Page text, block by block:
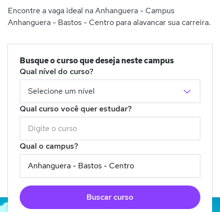
Encontre a vaga ideal na Anhanguera - Campus
Anhanguera - Bastos - Centro para alavancar sua carreira.
Busque o curso que deseja neste campus
Qual nível do curso?
Qual curso você quer estudar?
Qual o campus?
Buscar curso